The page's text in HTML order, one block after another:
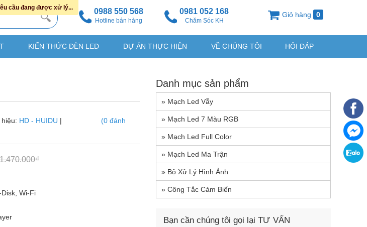
0988 550 568
Hotline bán hàng
0981 052 168
Chăm Sóc KH
Giỏ hàng 0
KIẾN THỨC ĐÈN LED DỰ ÁN THỰC HIỆN VỀ CHÚNG TÔI HỎI ĐÁP
HD - HUIDU |
(0 đánh
1.470.000₫
Wi-Fi
Danh mục sản phẩm
» Mạch Led Vẫy
» Mạch Led 7 Màu RGB
» Mạch Led Full Color
» Mạch Led Ma Trận
» Bộ Xử Lý Hình Ảnh
» Công Tắc Cảm Biến
Bạn cần chúng tôi gọi lại TƯ VẤN
cầu đang được xử lý...